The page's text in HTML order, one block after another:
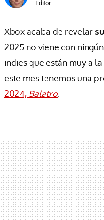
Editor
Xbox acaba de revelar
2025 no viene con ningún
indies que están muy a
este mes tenemos una
2024, Balatro.